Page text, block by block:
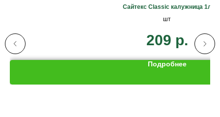
Сайтекс Classic калужница 1л
шт
209 р.
Подробнее